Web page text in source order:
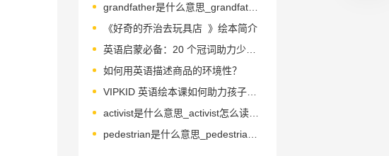
grandfather是什么意思_grandfather翻译_读音_用法_翻译
《好奇的乔治去玩具店 》绘本简介
英语启蒙必备：20 个冠词助力少儿语言发展
如何用英语描述商品的环境性？
VIPKID 英语绘本课如何助力孩子启蒙？
activist是什么意思_activist怎么读_音标ˈæktɪvɪst